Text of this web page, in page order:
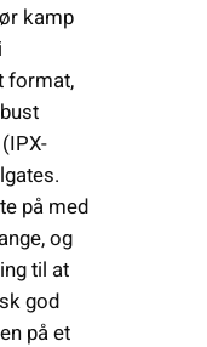
kamp
format,
på med
og
til at
god
på et